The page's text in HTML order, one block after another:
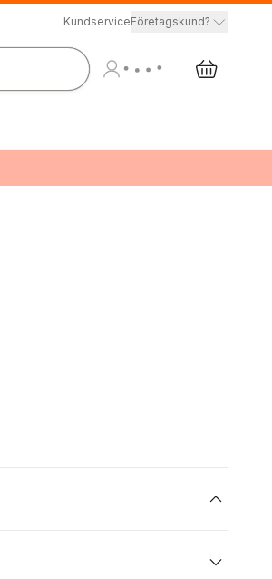
KundserviceFöretagskund?